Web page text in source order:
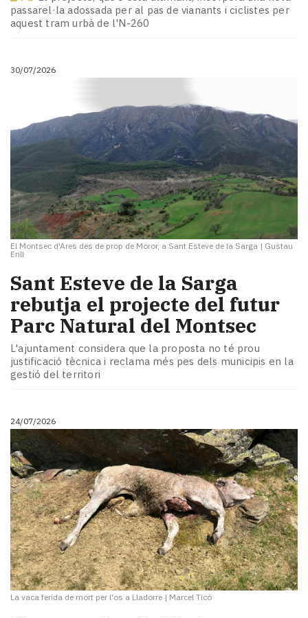
Subscriptors
La
Pallars
més
llegit...
Editorial
passarel·la adossada per al pas de vianants i ciclistes per
aquest tram urbà de l'N-260
30/07/2026
El Montsec d'Ares des de prop de Moror, a Sant Esteve de la Sarga | Gustau
Erill
Sant Esteve de la Sarga
rebutja el projecte del futur
Parc Natural del Montsec
L'ajuntament considera que la proposta no té prou
justificació tècnica i reclama més pes dels municipis en la
gestió del territori
24/07/2026
La vaca ferida de mort per l'os a Lladorre | Marcel Ticó